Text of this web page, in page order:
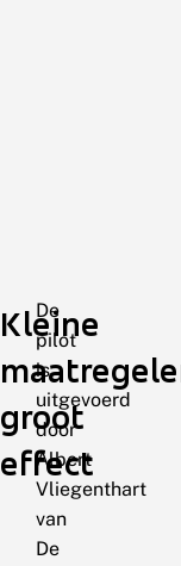
Kleine
groot
effect
De
pilot
is
uitgevoerd
door
Albert
Vliegenthart
van
De